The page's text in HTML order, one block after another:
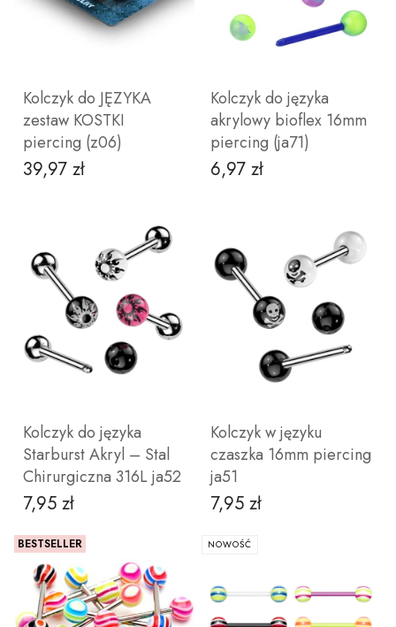
ZOBACZ PRODUKT ZOBACZ PRODUKT
12
3
Kolczyk do JĘZYKA
zestaw KOSTKI
piercing (z06)
Cena
39,97 zł
DO KOSZYKA
Kolczyk do języka
akrylowy bioflex 16mm
piercing (ja71)
Cena
6,97 zł
ZOBACZ PRODUKT
Kolczyk do języka
Starburst Akryl – Stal
Chirurgiczna 316L ja52
Cena
7,95 zł
Kolczyk w języku
czaszka 16mm piercing
ja51
Cena
7,95 zł
BESTSELLER NOWOŚĆ